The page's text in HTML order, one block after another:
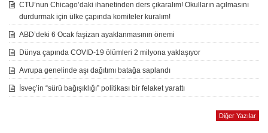
CTU’nun Chicago’daki ihanetinden ders çıkaralım! Okulların açılmasını
durdurmak için ülke çapında komiteler kuralım!
ABD’deki 6 Ocak faşizan ayaklanmasının önemi
Dünya çapında COVID-19 ölümleri 2 milyona yaklaşıyor
Avrupa genelinde aşı dağıtımı batağa saplandı
İsveç’in “sürü bağışıklığı” politikası bir felaket yarattı
Diğer Yazılar